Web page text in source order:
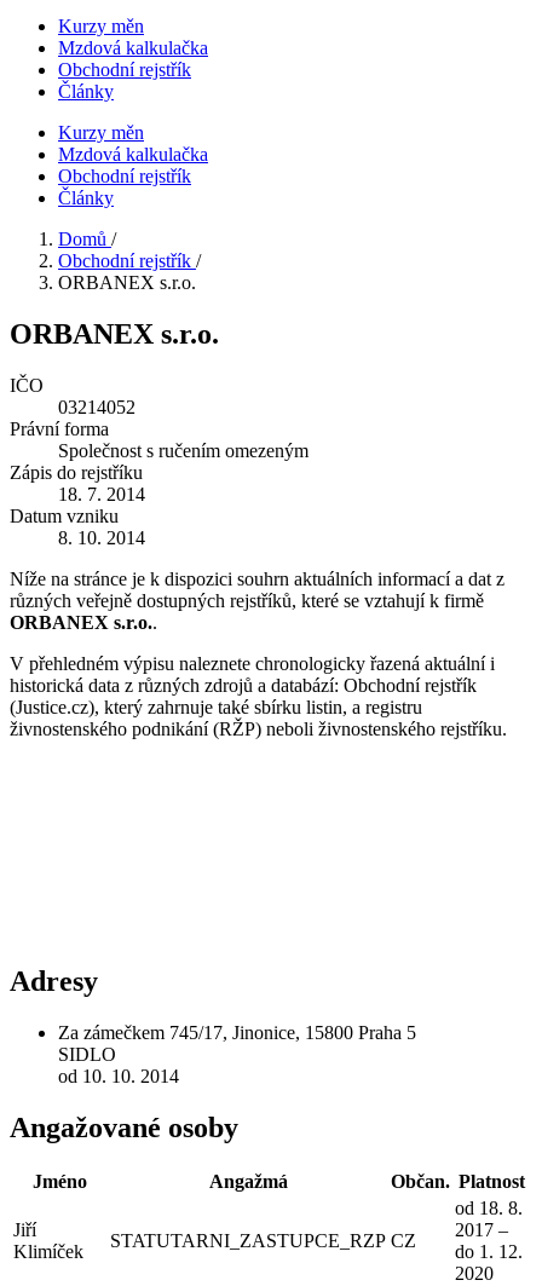
Kurzy měn
Mzdová kalkulačka
Obchodní rejstřík
Články
Kurzy měn
Mzdová kalkulačka
Obchodní rejstřík
Články
Domů /
Obchodní rejstřík /
ORBANEX s.r.o.
ORBANEX s.r.o.
IČO
03214052
Právní forma
Společnost s ručením omezeným
Zápis do rejstříku
18. 7. 2014
Datum vzniku
8. 10. 2014
Níže na stránce je k dispozici souhrn aktuálních informací a dat z
různých veřejně dostupných rejstříků, které se vztahují k firmě
ORBANEX s.r.o..
V přehledném výpisu naleznete chronologicky řazená aktuální i
historická data z různých zdrojů a databází: Obchodní rejstřík
(Justice.cz), který zahrnuje také sbírku listin, a registru
živnostenského podnikání (RŽP) neboli živnostenského rejstříku.
Adresy
Za zámečkem 745/17, Jinonice, 15800 Praha 5
SIDLO
od 10. 10. 2014
Angažované osoby
Jméno Angažmá Občan. Platnost
Jiří
Klimíček
STATUTARNI_ZASTUPCE_RZP CZ
od 18. 8.
2017 –
do 1. 12.
2020